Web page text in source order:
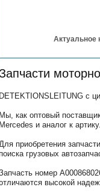
Актуальное
DETEKTIONSLEITUNG с
Мы, как оптовый
Mercedes и аналог к
Для приобретения
поиска грузовых
номер
высокой